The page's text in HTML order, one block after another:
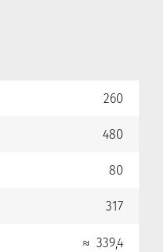
260
480
80
317
≈ 339,4